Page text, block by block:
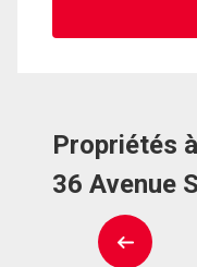
Propriétés
36 Avenue